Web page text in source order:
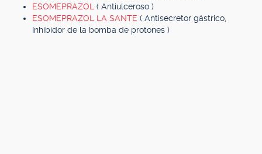
ESOMEPRAZOL ( Antiulceroso )
ESOMEPRAZOL LA SANTE ( Antisecretor gástrico,
Inhibidor de la bomba de protones )